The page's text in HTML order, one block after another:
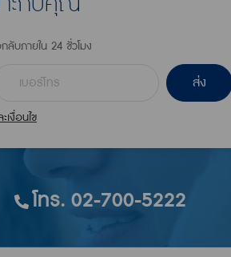
ลับภายใน 24 ชั่วโมง
ส่ง
งื่อนไข
โทร. 02-700-5222